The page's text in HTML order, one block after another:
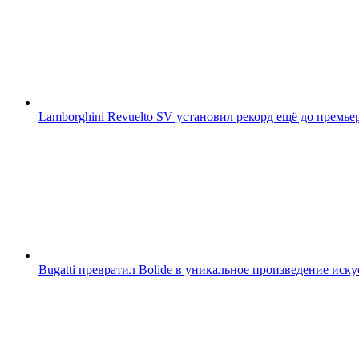
Lamborghini Revuelto SV установил рекорд ещё до
Bugatti превратил Bolide в уникальное произведение